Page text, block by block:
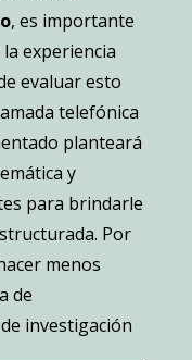
, es importante
experiencia
evaluar esto
telefónica
planteará
y
para brindarle
Por
menos
de
investigación